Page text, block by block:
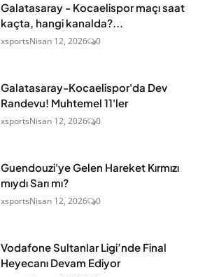
Galatasaray - Kocaelispor maçı saat
kaçta, hangi kanalda?...
xsportsNisan 12, 2026 0
Galatasaray-Kocaelispor'da Dev
Randevu! Muhtemel 11'ler
xsportsNisan 12, 2026 0
Guendouzi'ye Gelen Hareket Kırmızı
mıydı Sarı mı?
xsportsNisan 12, 2026 0
Vodafone Sultanlar Ligi’nde Final
Heyecanı Devam Ediyor